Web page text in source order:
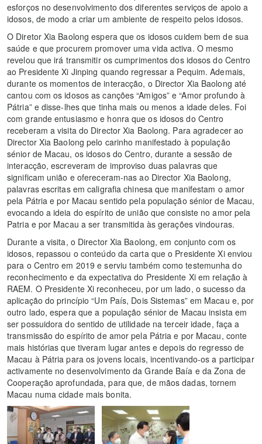
esforços no desenvolvimento dos diferentes serviços de apoio a
idosos, de modo a criar um ambiente de respeito pelos idosos.
O Diretor Xia Baolong espera que os idosos cuidem bem de sua
saúde e que procurem promover uma vida activa. O mesmo
revelou que irá transmitir os cumprimentos dos idosos do Centro
ao Presidente Xi Jinping quando regressar a Pequim. Ademais,
durante os momentos de interacção, o Director Xia Baolong até
cantou com os idosos as canções “Amigos” e “Amor profundo à
Pátria” e disse-lhes que tinha mais ou menos a idade deles. Foi
com grande entusiasmo e honra que os idosos do Centro
receberam a visita do Director Xia Baolong. Para agradecer ao
Director Xia Baolong pelo carinho manifestado à população
sénior de Macau, os idosos do Centro, durante a sessão de
interacção, escreveram de improviso duas palavras que
significam união e ofereceram-nas ao Director Xia Baolong,
palavras escritas em caligrafia chinesa que manifestam o amor
pela Pátria e por Macau sentido pela população sénior de Macau,
evocando a ideia do espírito de união que consiste no amor pela
Patria e por Macau a ser transmitida às gerações vindouras.
Durante a visita, o Director Xia Baolong, em conjunto com os
idosos, repassou o conteúdo da carta que o Presidente Xi enviou
para o Centro em 2019 e serviu também como testemunha do
reconhecimento e da expectativa do Presidente Xi em relação à
RAEM. O Presidente Xi reconheceu, por um lado, o sucesso da
aplicação do princípio “Um País, Dois Sistemas” em Macau e, por
outro lado, espera que a população sénior de Macau insista em
ser possuidora do sentido de utilidade na terceir idade, faça a
transmissão do espírito de amor pela Pátria e por Macau, conte
mais histórias que tiveram lugar antes e depois do regresso de
Macau à Pátria para os jovens locais, incentivando-os a participar
activamente no desenvolvimento da Grande Baía e da Zona de
Cooperação aprofundada, para que, de mãos dadas, tornem
Macau numa cidade mais bonita.